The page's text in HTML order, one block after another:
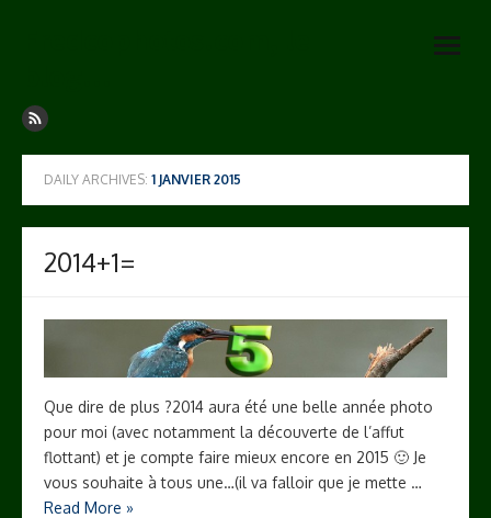
open
DAILY ARCHIVES: 1 JANVIER 2015
2014+1=
Que dire de plus ?2014 aura été une belle année photo
pour moi (avec notamment la découverte de l’affut
flottant) et je compte faire mieux encore en 2015 🙂 Je
vous souhaite à tous une…(il va falloir que je mette …
Read More »